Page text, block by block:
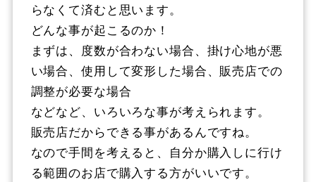
らなくて済むと思います。
どんな事が起こるのか！
まずは、度数が合わない場合、掛け心地が悪
い場合、使用して変形した場合、販売店での
調整が必要な場合
などなど、いろいろな事が考えられます。
販売店だからできる事があるんですね。
なので手間を考えると、自分か購入しに行け
る範囲のお店で購入する方がいいです。